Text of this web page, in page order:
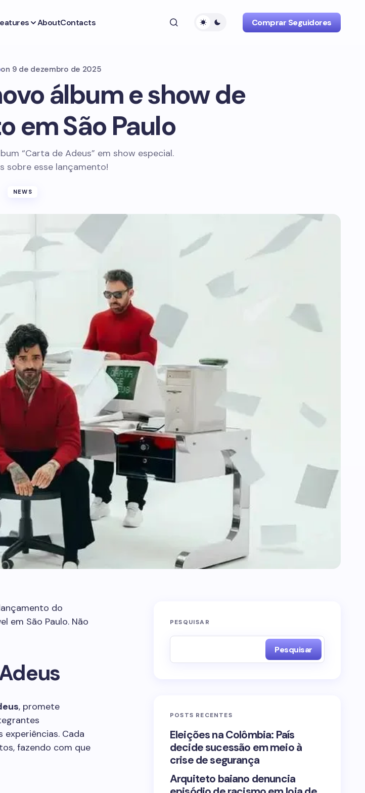
AboutContacts Comprar Seguidores
on 9 de dezembro de 2025
álbum e show de
em São Paulo
“Carta de Adeus” em show especial.
sobre esse lançamento!
NEWS
do
em São Paulo. Não
, promete
Cada
fazendo com que
PESQUISAR
Pesquisar
POSTS RECENTES
Eleições na Colômbia: País
decide sucessão em meio à
crise de segurança
Arquiteto baiano denuncia